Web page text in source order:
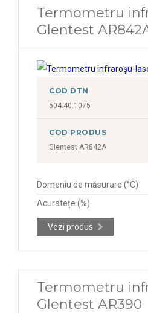
Termometru
Glentest
COD DTN
504.40.1075
COD PRODUS
Glentest AR842A
Domeniu de măsurare (°C)
Acuratețe (%)
Vezi produs
Termometru
Glentest AR390